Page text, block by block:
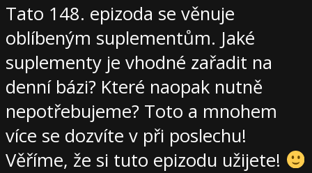
Tato 148. epizoda se věnuje
oblíbeným suplementům. Jaké
suplementy je vhodné zařadit na
denní bázi? Které naopak nutně
nepotřebujeme? Toto a mnohem
více se dozvíte v při poslechu!
Věříme, že si tuto epizodu užijete!